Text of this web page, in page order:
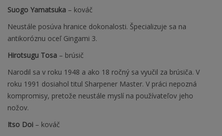
Suogo Yamatsuka – kováč
Neustále posúva hranice dokonalosti. Špecializuje sa na
antikoróznu oceľ Gingami 3.
Hirotsugu Tosa – brúsič
Narodil sa v roku 1948 a ako 18 ročný sa vyučil za brúsiča. V
roku 1991 dosiahol titul Sharpener Master. V práci nepozná
kompromisy, pretože neustále myslí na používateľov jeho
nožov.
Itso Doi – kováč